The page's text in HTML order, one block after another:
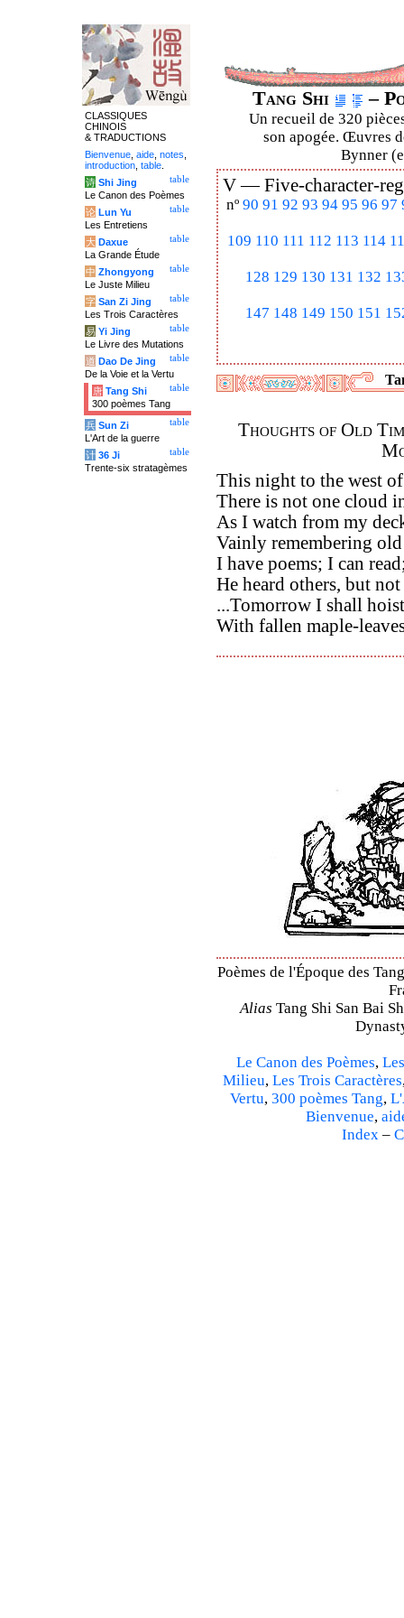
Tang Shi –
Un recueil de 320
son apogée. Œuvres
Bynner
V —Five-character-
nº 90 91 92 93 94 95 96 97
109 110 111 112 113 114
128 129 130 131 132
147 148 149 150 151
Thoughts of Old
This night to the west
There is not one cloud
As I watch from my
Vainly remembering
I have poems; I can
He heard others, but
...Tomorrow I shall
With fallen maple-
Poèmes de l'Époque des
Alias Tang Shi San Bai
Le Canon des Poèmes,
Milieu, Les Trois Caractères
Vertu, 300 poèmes Tang,
Bienvenue,
Index–
CLASSIQUES
CHINOIS
& TRADUCTIONS
Bienvenue aide notes
introduction table
table
诗 Shi Jing
Le Canon des Poèmes
table
论 Lun Yu
Les Entretiens
table
大 Daxue
La Grande Étude
table
中 Zhongyong
Le Juste Milieu
table
字 San Zi Jing
Les Trois Caractères
table
易 Yi Jing
Le Livre des Mutations
table
道 Dao De Jing
De la Voie et la Vertu
table
唐 Tang Shi
300 poèmes Tang
table
兵 Sun Zi
L'Art de la guerre
table
计 36 Ji
Trente-six stratagèmes